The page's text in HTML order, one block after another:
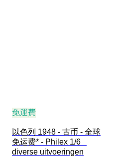
免運費
以色列 1948 - 古币 - 全球
免运费* - Philex 1/6
diverse uitvoeringen